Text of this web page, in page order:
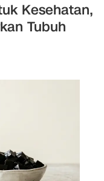
Kesehatan,
Tubuh